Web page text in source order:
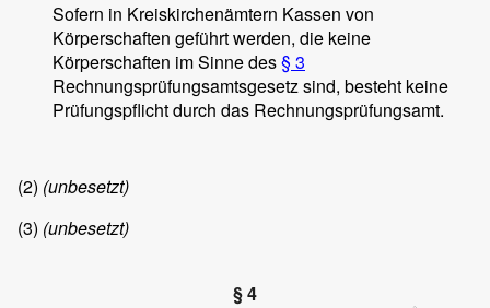
Sofern in Kreiskirchenämtern Kassen von
Körperschaften geführt werden, die keine
Körperschaften im Sinne des§ 3
Rechnungsprüfungsamtsgesetz sind, besteht keine
Prüfungspflicht durch das Rechnungsprüfungsamt.
(2) (unbesetzt)
(3) (unbesetzt)
§ 4